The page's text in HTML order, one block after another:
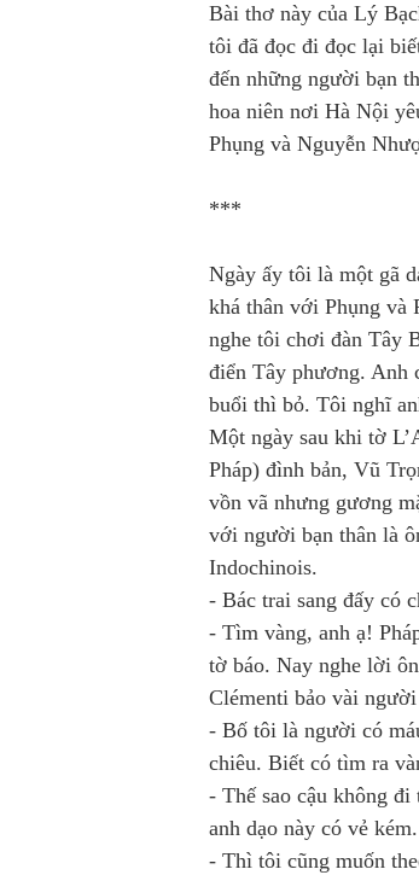
Bài thơ này của Lý
tôi đã đọc đi đọc lại
đến những người bạn
hoa niên nơi Hà Nội
Phụng và Nguyễn
***
Ngày ấy tôi là một gã
khá thân với Phụng và
nghe tôi chơi đàn Tây
điển Tây phương. Anh
buổi thì bỏ. Tôi nghĩ
Một ngày sau khi tờ
Pháp) đình bản, Vũ
vồn vã nhưng gương
với người bạn thân là
Indochinois.
- Bác trai sang đấy có
- Tìm vàng, anh ạ!
tờ báo. Nay nghe lời
Clémenti bảo vài
- Bố tôi là người có
chiêu. Biết có tìm ra
- Thế sao cậu không
anh dạo này có vẻ kém.
- Thì tôi cũng muốn